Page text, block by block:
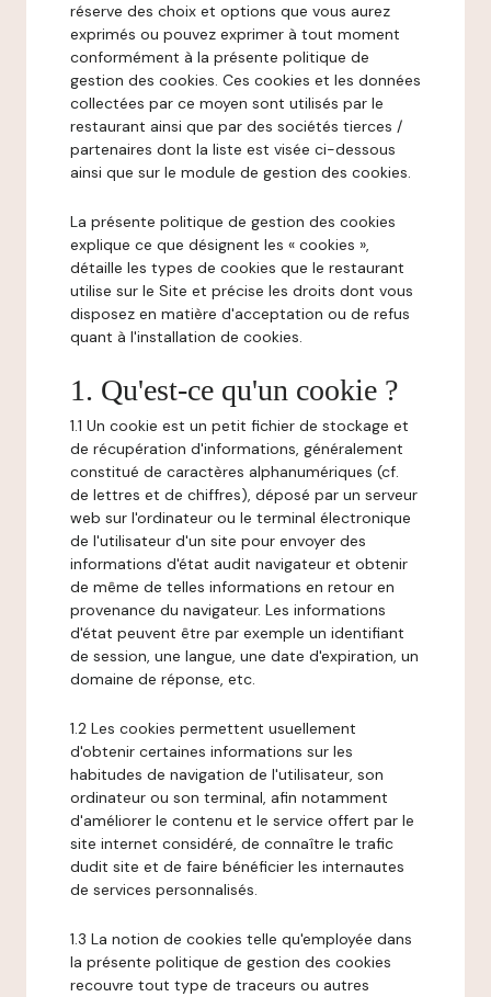
réserve des choix et options que vous aurez
exprimés ou pouvez exprimer à tout moment
conformément à la présente politique de
gestion des cookies. Ces cookies et les données
collectées par ce moyen sont utilisés par le
restaurant ainsi que par des sociétés tierces /
partenaires dont la liste est visée ci-dessous
ainsi que sur le module de gestion des cookies.
La présente politique de gestion des cookies
explique ce que désignent les « cookies »,
détaille les types de cookies que le restaurant
utilise sur le Site et précise les droits dont vous
disposez en matière d'acceptation ou de refus
quant à l'installation de cookies.
1. Qu'est-ce qu'un cookie ?
1.1 Un cookie est un petit fichier de stockage et
de récupération d'informations, généralement
constitué de caractères alphanumériques (cf.
de lettres et de chiffres), déposé par un serveur
web sur l'ordinateur ou le terminal électronique
de l'utilisateur d'un site pour envoyer des
informations d'état audit navigateur et obtenir
de même de telles informations en retour en
provenance du navigateur. Les informations
d'état peuvent être par exemple un identifiant
de session, une langue, une date d'expiration, un
domaine de réponse, etc.
1.2 Les cookies permettent usuellement
d'obtenir certaines informations sur les
habitudes de navigation de l'utilisateur, son
ordinateur ou son terminal, afin notamment
d'améliorer le contenu et le service offert par le
site internet considéré, de connaître le trafic
dudit site et de faire bénéficier les internautes
de services personnalisés.
1.3 La notion de cookies telle qu'employée dans
la présente politique de gestion des cookies
recouvre tout type de traceurs ou autres